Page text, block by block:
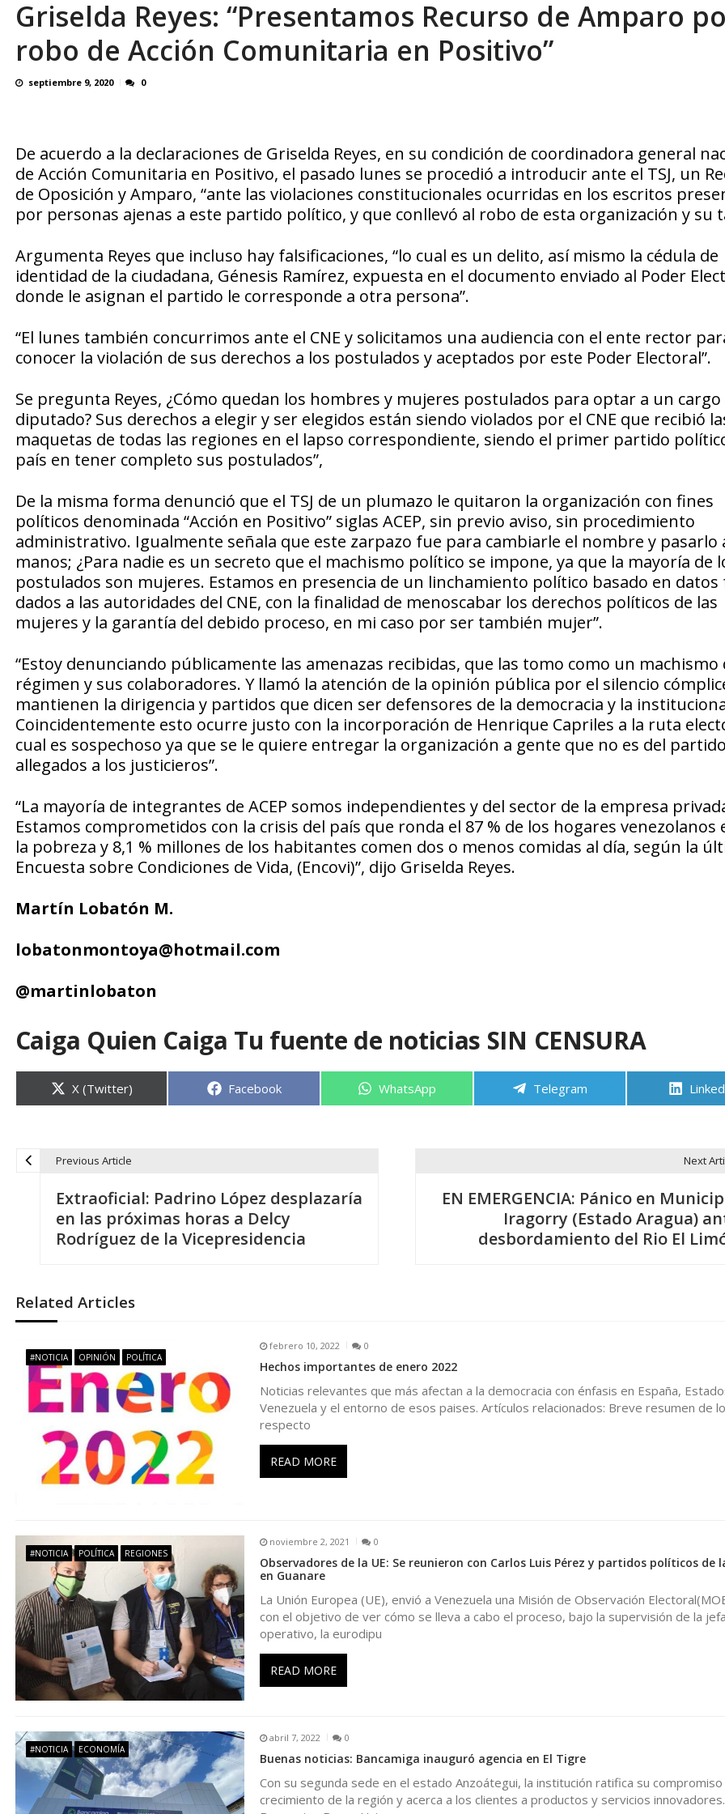
Familiares realizaron nueva vigilia en El Rodeo I por la libertad inmediata de l... AGOSTO 5, 2026
Griselda Reyes: “Presentamos Recurso de Amparo
robo de Acción Comunitaria en Positivo”
septiembre 9, 2020 0
De acuerdo a la declaraciones de Griselda Reyes, en su condición de coordinadora general
de Acción Comunitaria en Positivo, el pasado lunes se procedió a introducir ante el TSJ, un
de Oposición y Amparo, “ante las violaciones constitucionales ocurridas en los escritos
por personas ajenas a este partido político, y que conllevó al robo de esta organización y su
Argumenta Reyes que incluso hay falsificaciones, “lo cual es un delito, así mismo la cédula de
identidad de la ciudadana, Génesis Ramírez, expuesta en el documento enviado al Poder
donde le asignan el partido le corresponde a otra persona”.
“El lunes también concurrimos ante el CNE y solicitamos una audiencia con el ente rector
conocer la violación de sus derechos a los postulados y aceptados por este Poder Electoral”.
Se pregunta Reyes, ¿Cómo quedan los hombres y mujeres postulados para optar a un cargo
diputado? Sus derechos a elegir y ser elegidos están siendo violados por el CNE que recibió
maquetas de todas las regiones en el lapso correspondiente, siendo el primer partido
país en tener completo sus postulados”,
De la misma forma denunció que el TSJ de un plumazo le quitaron la organización con fines
políticos denominada “Acción en Positivo” siglas ACEP, sin previo aviso, sin procedimiento
administrativo. Igualmente señala que este zarpazo fue para cambiarle el nombre y pasarlo
manos; ¿Para nadie es un secreto que el machismo político se impone, ya que la mayoría de
postulados son mujeres. Estamos en presencia de un linchamiento político basado en datos
dados a las autoridades del CNE, con la finalidad de menoscabar los derechos políticos de las
mujeres y la garantía del debido proceso, en mi caso por ser también mujer”.
“Estoy denunciando públicamente las amenazas recibidas, que las tomo como un machismo
régimen y sus colaboradores. Y llamó la atención de la opinión pública por el silencio
mantienen la dirigencia y partidos que dicen ser defensores de la democracia y la
Coincidentemente esto ocurre justo con la incorporación de Henrique Capriles a la ruta
cual es sospechoso ya que se le quiere entregar la organización a gente que no es del
allegados a los justicieros”.
“La mayoría de integrantes de ACEP somos independientes y del sector de la empresa
Estamos comprometidos con la crisis del país que ronda el 87 % de los hogares venezolanos
la pobreza y 8,1 % millones de los habitantes comen dos o menos comidas al día, según la
Encuesta sobre Condiciones de Vida, (Encovi)”, dijo Griselda Reyes.
Martín Lobatón M.
lobatonmontoya@hotmail.com
@martinlobaton
Caiga Quien Caiga Tu fuente de noticias SIN CENSURA
Compartir
en
X (Twitter) Compartir
Facebook Compartir
WhatsApp Compartir
Telegram
e
g
a
c
n
d
e
e
n
t
r
Previous Article
Extraoficial: Padrino López desplazaría
en las próximas horas a Delcy
Rodríguez de la Vicepresidencia
Next
EN EMERGENCIA: Pánico en
Iragorry (Estado Aragua)
desbordamiento del Rio El
Related Articles
#NOTICIA OPINIÓN POLÍTICA
febrero 10, 2022 0
Hechos importantes de enero 2022
Noticias relevantes que más afectan a la democracia con énfasis en España,
Venezuela y el entorno de esos paises. Artículos relacionados: Breve resumen de
respecto
READ MORE
#NOTICIA POLÍTICA REGIONES
noviembre 2, 2021 0
Observadores de la UE: Se reunieron con Carlos Luis Pérez y partidos políticos de
en Guanare
La Unión Europea (UE), envió a Venezuela una Misión de Observación
con el objetivo de ver cómo se lleva a cabo el proceso, bajo la supervisión de la
operativo, la eurodipu
READ MORE
#NOTICIA ECONOMÍA
abril 7, 2022 0
Buenas noticias: Bancamiga inauguró agencia en El Tigre
Con su segunda sede en el estado Anzoátegui, la institución ratifica su compromiso
crecimiento de la región y acerca a los clientes a productos y servicios innovadores.